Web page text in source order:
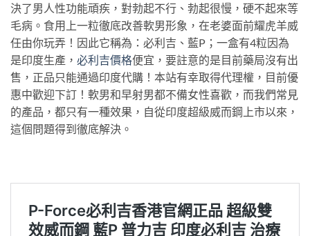
決了男人性功能頑疾，對勃起不行、勃起很慢，硬不起來等
毛病。食用上一粒徹底改善軟男形象，在老婆面前耀虎羊威
任由你玩弄！因此它稱為：必利吉、藍P；一盒有4粒因為
是印度生產， 必利吉價格便宜，要註意的是目前藥局沒有出
售，正品只能通過印度代購！本站有幸取得代理權，目前優
惠中歡迎下訂！軟男和早射男都不備女性喜歡，而我們常見
的產品，都只有一種效果，自從印度超級威而鋼上市以來，
這個問題得到徹底解決。